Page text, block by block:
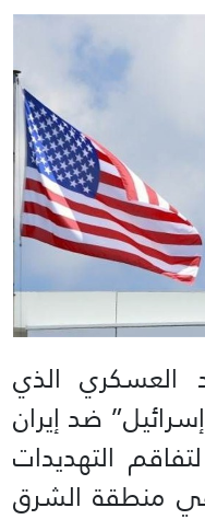
العسكري الذي
ضد إيران
التهديدات
في منطقة الشرق